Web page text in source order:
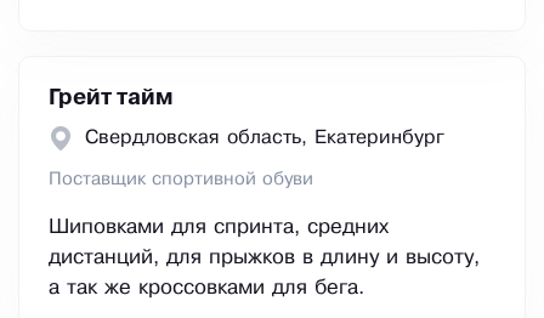
Грейт тайм
Свердловская область, Екатеринбург
Поставщик спортивной обуви
Шиповками для спринта, средних
дистанций, для прыжков в длину и высоту,
а так же кроссовками для бега.